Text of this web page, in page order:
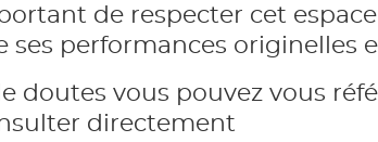
de respecter cet
ses performances originelles
doutes vous pouvez vous
directement